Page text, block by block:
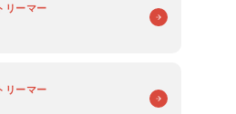
リーマー
リーマー